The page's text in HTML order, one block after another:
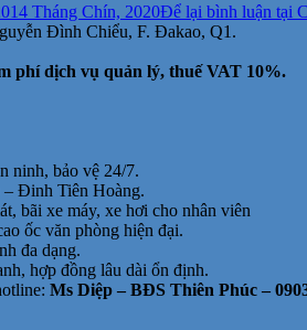
14 Tháng Chín, 2020Để lại bình luận tại
Đình Chiểu, F. Đakao, Q1.
phí dịch vụ quản lý, thuế VAT 10%.
ninh, bảo vệ 24/7.
Đinh Tiên Hoàng.
bãi xe máy, xe hơi cho nhân viên
ốc văn phòng hiện đại.
đa dạng.
hợp đồng lâu dài ổn định.
Ms Diệp – BĐS Thiên Phúc –